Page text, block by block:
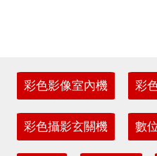
彩色影像室內機 彩
彩色攝影玄關機 數